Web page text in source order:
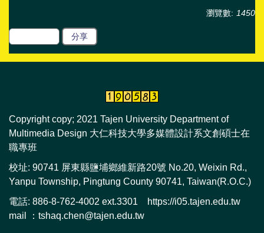
瀏覽數: 1450
分享
Copyright copy; 2021 Tajen University Department of
Multimedia Design 大仁科技大學多媒體設計系文創碩士在
職專班
校址: 90741 屏東縣鹽埔鄉維新路20號 No.20, Weixin Rd.,
Yanpu Township, Pingtung County 90741, Taiwan(R.O.C.)
電話: 886-8-762-4002 ext.3301 https://i05.tajen.edu.tw
mail ：tshaq.chen@tajen.edu.tw